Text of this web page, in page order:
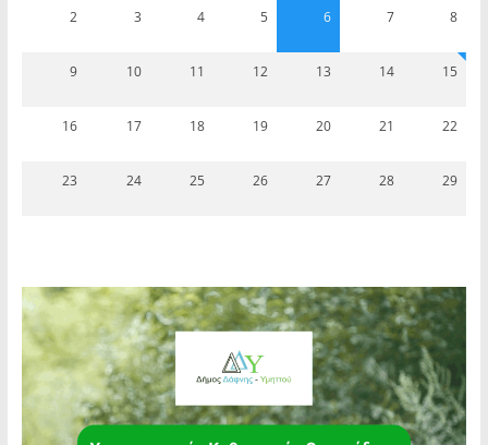
2 3 4 5 6 7 8
9 10 11 12 13 14 15
16 17 18 19 20 21 22
23 24 25 26 27 28 29